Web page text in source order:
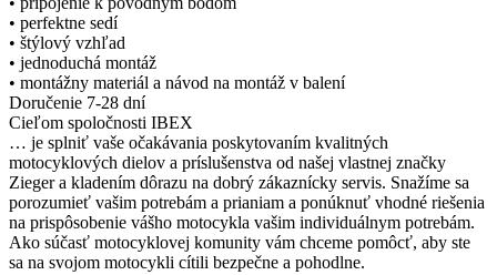
• perfektne sedí
• štýlový vzhľad
• jednoduchá montáž
• montážny materiál a návod na montáž v balení
Doručenie 7-28 dní
Cieľom spoločnosti IBEX
… je splniť vaše očakávania poskytovaním kvalitných
motocyklových dielov a príslušenstva od našej vlastnej značky
Zieger a kladením dôrazu na dobrý zákaznícky servis. Snažíme sa
porozumieť vašim potrebám a prianiam a ponúknuť vhodné riešenia
na prispôsobenie vášho motocykla vašim individuálnym potrebám.
Ako súčasť motocyklovej komunity vám chceme pomôcť, aby ste
sa na svojom motocykli cítili bezpečne a pohodlne.